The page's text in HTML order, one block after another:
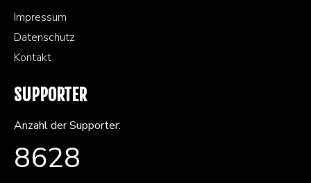
Impressum
Datenschutz
Kontakt
SUPPORTER
Anzahl der Supporter:
8628